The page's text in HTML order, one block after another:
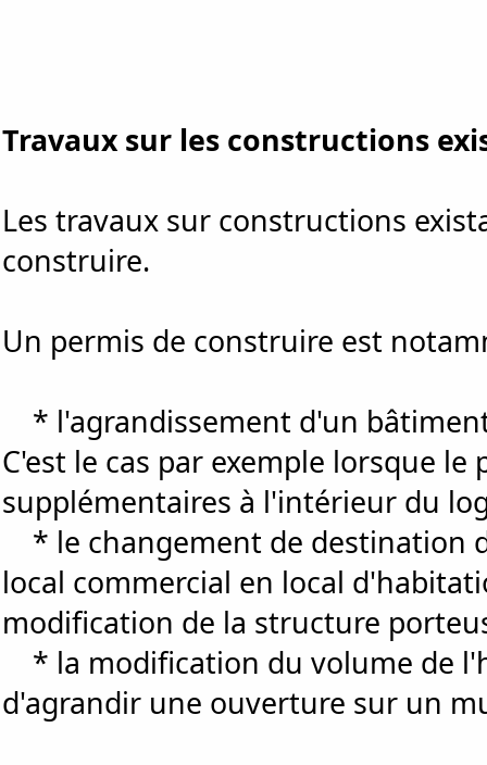
Travaux sur les constructions
Les travaux sur constructions
construire.
Un permis de construire est
* l'agrandissement d'un bâtiment
C'est le cas par exemple lorsque
supplémentaires à l'intérieur du
* le changement de destination
local commercial en local
modification de la structure
* la modification du volume de
d'agrandir une ouverture sur un